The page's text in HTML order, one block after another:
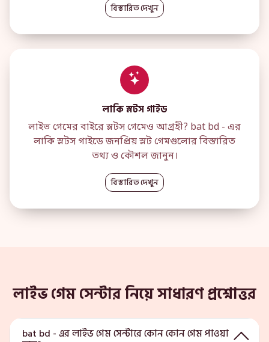
বিস্তারিত দেখুন
লাকি স্লটস গাইড
লাইভ গেমের বাইরে স্লটস গেমেও আগ্রহী? bat bd - এর
লাকি স্লটস গাইডে জনপ্রিয় স্লট গেমগুলোর বিস্তারিত
তথ্য ও কৌশল জানুন।
বিস্তারিত দেখুন
লাইভ গেম সেন্টার নিয়ে সাধারণ প্রশ্নোত্তর
bat bd - এর লাইভ গেম সেন্টারে কোন কোন গেম পাওয়া